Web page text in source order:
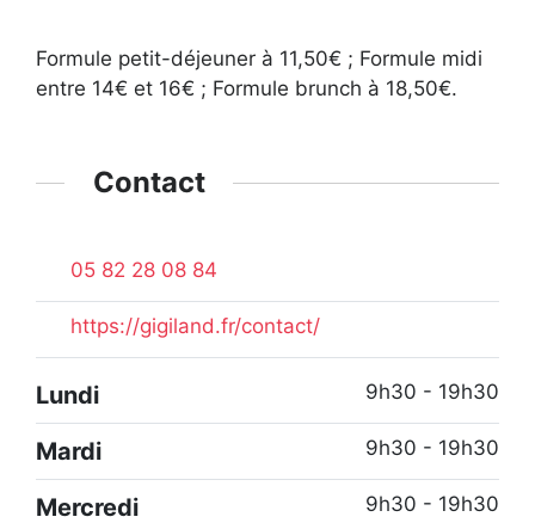
Formule petit-déjeuner à 11,50€ ; Formule midi
entre 14€ et 16€ ; Formule brunch à 18,50€.
Contact
05 82 28 08 84
https://gigiland.fr/contact/
Lundi 9h30 - 19h30
Mardi 9h30 - 19h30
Mercredi 9h30 - 19h30